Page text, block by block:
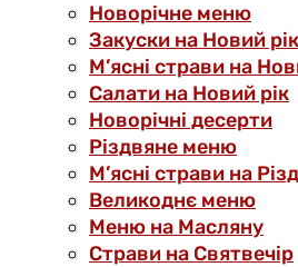
Новорічне меню
Закуски на Новий рік
М’ясні страви на
Салати на Новий рік
Новорічні десерти
Різдвяне меню
М’ясні страви на
Великоднє меню
Меню на Масляну
Страви на Святвечір